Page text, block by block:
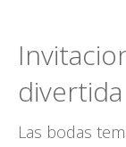
divertida
Las bodas